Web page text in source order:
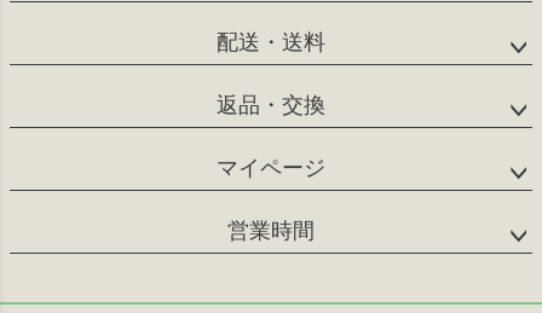
配送・送料
返品・交換
マイページ
営業時間